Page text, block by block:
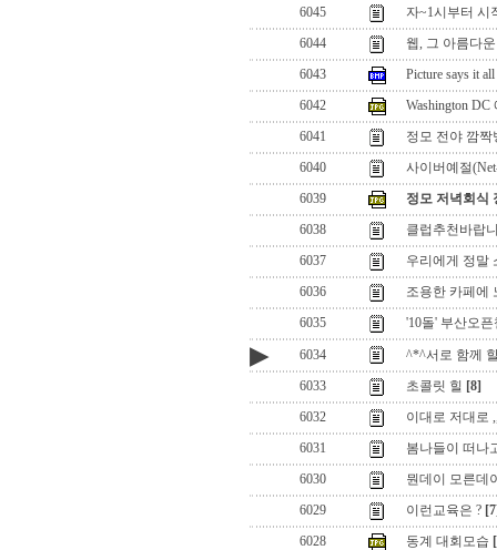
6045
자~1시부터 시
6044
웹, 그 아름다
6043
Picture says it all
6042
Washington
6041
정모 전야 깜
6040
사이버예절
6039
정모 저녁회식
6038
클럽추천바랍
6037
우리에게 정말
6036
조용한 카페에
6035
'10돌' 부산오
▶ 6034
^*^서로 함께
6033
초콜릿 힐 [8]
6032
이대로 저대로
6031
봄나들이 떠나
6030
뭔데이 모른데
6029
이런교육은 ?
6028
동계 대회모습